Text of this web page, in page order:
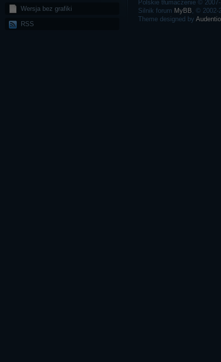
Wersja bez grafiki
RSS
Polskie tłumaczenie ©
Silnik forum MyBB , ©
Theme designed by